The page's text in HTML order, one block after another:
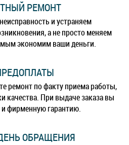
РЕМОНТ
и устраняем
а не просто меняем
экономим ваши деньги.
ремонт по факту приема работы,
качества. При выдаче заказа вы
и фирменную гарантию.
ОБРАЩЕНИЯ